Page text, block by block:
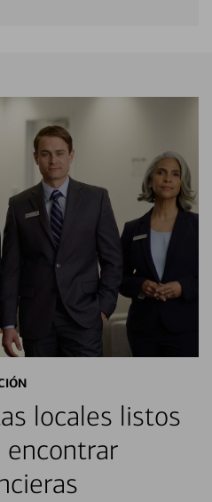
locales listos
encontrar